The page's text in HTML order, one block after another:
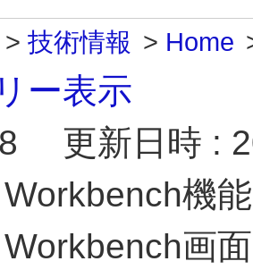
> 技術情報 > Home
ー表示
更新日時 :
機
画